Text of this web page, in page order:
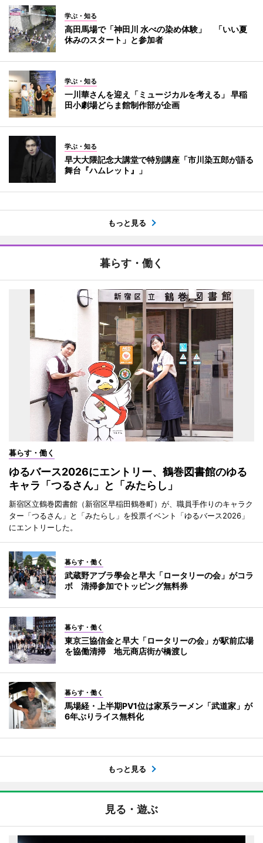
学ぶ・知る
高田馬場で「神田川 水べの染め体験」 「いい夏
休みのスタート」と参加者
学ぶ・知る
一川華さんを迎え「ミュージカルを考える」 早稲
田小劇場どらま館制作部が企画
学ぶ・知る
早大大隈記念大講堂で特別講座「市川染五郎が語る
舞台『ハムレット』」
もっと見る
暮らす・働く
暮らす・働く
ゆるバース2026にエントリー、鶴巻図書館のゆる
キャラ「つるさん」と「みたらし」
新宿区立鶴巻図書館（新宿区早稲田鶴巻町）が、職員手作りのキャラク
ター「つるさん」と「みたらし」を投票イベント「ゆるバース2026」
にエントリーした。
暮らす・働く
武蔵野アブラ學会と早大「ロータリーの会」がコラ
ボ 清掃参加でトッピング無料券
暮らす・働く
東京三協信金と早大「ロータリーの会」が駅前広場
を協働清掃 地元商店街が橋渡し
暮らす・働く
馬場経・上半期PV1位は家系ラーメン「武道家」が
6年ぶりライス無料化
もっと見る
見る・遊ぶ